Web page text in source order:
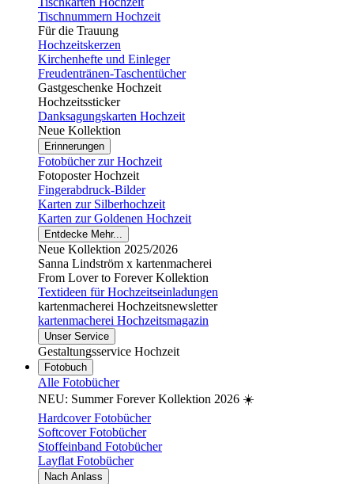
Tischnummern Hochzeit
Für die Trauung
Hochzeitskerzen
Kirchenhefte und Einleger
Freudentränen-Taschentücher
Gastgeschenke Hochzeit
Hochzeitssticker
Danksagungskarten Hochzeit
Neue Kollektion
Erinnerungen
Fotobücher zur Hochzeit
Fotoposter Hochzeit
Fingerabdruck-Bilder
Karten zur Silberhochzeit
Karten zur Goldenen Hochzeit
Entdecke Mehr...
Neue Kollektion 2025/2026
Sanna Lindström x kartenmacherei
From Lover to Forever Kollektion
Textideen für Hochzeitseinladungen
kartenmacherei Hochzeitsnewsletter
kartenmacherei Hochzeitsmagazin
Unser Service
Gestaltungsservice Hochzeit
Fotobuch
Alle Fotobücher
NEU: Summer Forever Kollektion 2026 ☀️
Hardcover Fotobücher
Softcover Fotobücher
Stoffeinband Fotobücher
Layflat Fotobücher
Nach Anlass